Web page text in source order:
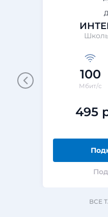
100
Мбит/с
495
ВСЕ